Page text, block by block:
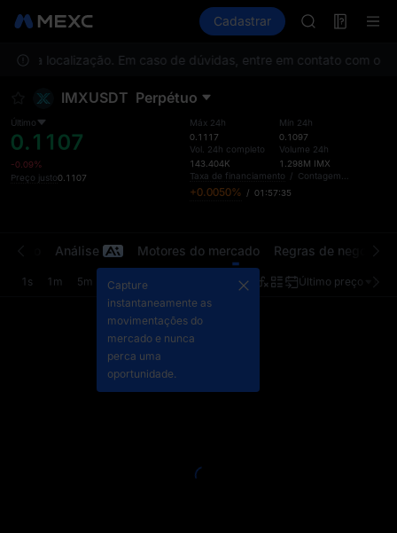
TradFi Information
Cadastrar
CASHCAT
UNITREE
HFT
UNITREE
sua localização. Em caso de dúvidas, entre em contato com o
IMXUSDT Perpétuo
Último
0.1107
-0.09%
Preço justo0.1107
Máx 24h
0.1117
Vol. 24h completo
143.404K
Mín 24h
0.1097
Volume 24h
1.298M IMX
Taxa de financiamento /
+0.0050% / 01:57:35
Análise Motores do mercado Regras de
1s 1m 5m 15m 1h Último preço
Capture
instantaneamente as
movimentações do
mercado e nunca
perca uma
oportunidade.